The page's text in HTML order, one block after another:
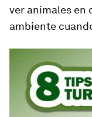
ver animales en
ambiente